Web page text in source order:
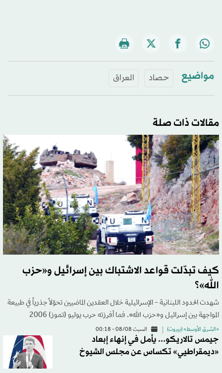
مواضيع حصاد العراق
مقالات ذات صلة
كيف تبدّلت قواعد الاشتباك بين إسرائيل و«حزب
الله»؟
شهدت الحدود اللبنانية - الإسرائيلية خلال العقدين الماضيين تحوّلاً جذرياً في طبيعة
المواجهة بين إسرائيل و«حزب الله». فما أفرزته حرب يوليو (تموز) 2006
«الشرق الأوسط» (بيروت) السبت 08/08 - 00:18
جيمس تالاريكو... يأمل في إنهاء إبعاد
«ديمقراطيي» تكساس عن مجلس الشيوخ